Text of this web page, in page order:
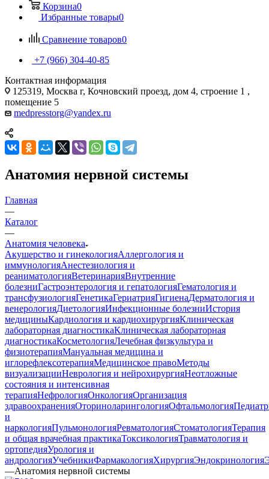
Корзина0
Избранные товары0
Сравнение товаров0
+7 (966) 304-40-85
Контактная информация
125319, Москва г, Кочновский проезд, дом 4, строение 1 ,
помещение 5
medpresstorg@yandex.ru
Анатомия нервной системы
Главная
—
Каталог
—
Анатомия человека
Акушерство и гинекологияАллергология и
иммунологияАнестезиология и
реаниматологияВетеринарияВнутренние
болезниГастроэнтерология и гепатологияГематология и
трансфузиологияГенетикаГериатрияГигиенаДерматология и
венерологияДиетологияИнфекционные болезниИстория
медициныКардиология и кардиохирургияКлиническая
лабораторная диагностикаКлиническая лабораторная
диагностикаКосметологияЛечебная физкультура и
физиотерапияМануальная медицина и
иглорефлексотерапияМедицинское правоМетоды
визуализацииНеврология и нейрохирургияНеотложные
состояния и интенсивная
терапияНефрологияОнкологияОрганизация
здравоохраненияОториноларингологияОфтальмология
и
наркологияПульмонологияРевматологияСтоматологияТерапия
и общая врачебная практикаТоксикологияТравматология и
ортопедияУрология и
андрологияУчебникиФармакологияХирургияЭндокринология
—Анатомия нервной системы